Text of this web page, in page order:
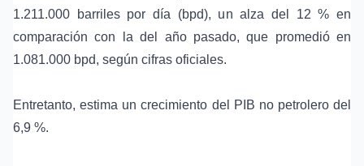
1.211.000 barriles por día (bpd), un alza del 12 % en
comparación con la del año pasado, que promedió en
1.081.000 bpd, según cifras oficiales.
Entretanto, estima un crecimiento del PIB no petrolero del
6,9 %.